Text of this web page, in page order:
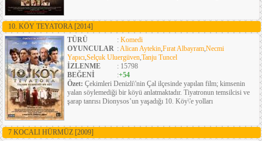
10. KÖY TEYATORA [2014]
TÜRÜ
: Komedi
OYUNCULAR :Alican Aytekin,Fırat Albayram,Necmi
Yapıcı,Selçuk Uluergüven,Tanju Tuncel
İZLENME
: 15798
BEĞENİ
:+54
Özet: Çekimleri Denizli\'nin Çal ilçesinde yapılan film; kimsenin
yalan söylemediği bir köyü anlatmaktadır. Tiyatronun temsilcisi ve
şarap tanrısı Dionysos’un yaşadığı 10. Köy\'e yolları
7 KOCALI HÜRMÜZ [2009]